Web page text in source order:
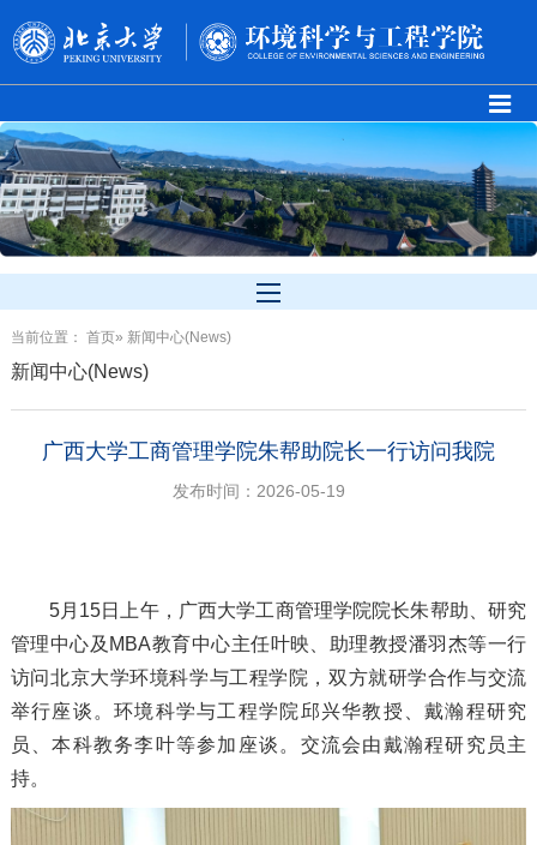
当前位置： 首页» 新闻中心(News)
新闻中心(News)
广西大学工商管理学院朱帮助院长一行访问我院
发布时间：2026-05-19
5月15日上午，广西大学工商管理学院院长朱帮助、研究
管理中心及MBA教育中心主任叶映、助理教授潘羽杰等一行
访问北京大学环境科学与工程学院，双方就研学合作与交流
举行座谈。环境科学与工程学院邱兴华教授、戴瀚程研究
员、本科教务李叶等参加座谈。交流会由戴瀚程研究员主
持。